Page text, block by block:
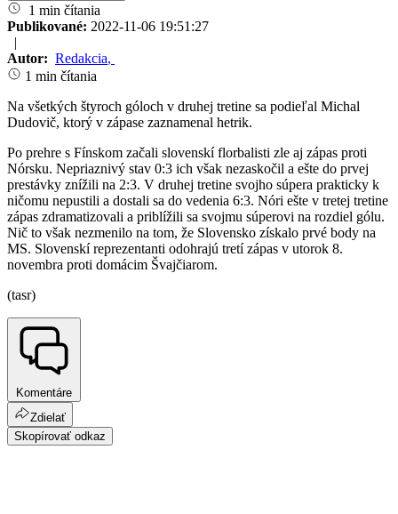
1 min čítania
Publikované: 2022-11-06 19:51:27
|
Autor: Redakcia,
1 min čítania
Na všetkých štyroch góloch v druhej tretine sa podieľal Michal
Dudovič, ktorý v zápase zaznamenal hetrik.
Po prehre s Fínskom začali slovenskí florbalisti zle aj zápas proti
Nórsku. Nepriaznivý stav 0:3 ich však nezaskočil a ešte do prvej
prestávky znížili na 2:3. V druhej tretine svojho súpera prakticky k
ničomu nepustili a dostali sa do vedenia 6:3. Nóri ešte v tretej tretine
zápas zdramatizovali a priblížili sa svojmu súperovi na rozdiel gólu.
Nič to však nezmenilo na tom, že Slovensko získalo prvé body na
MS. Slovenskí reprezentanti odohrajú tretí zápas v utorok 8.
novembra proti domácim Švajčiarom.
(tasr)
Komentáre
Zdielať
Skopírovať odkaz